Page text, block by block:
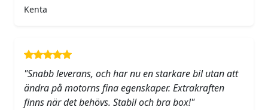
Kenta
"Snabb leverans, och har nu en starkare bil utan att
ändra på motorns fina egenskaper. Extrakraften
finns när det behövs. Stabil och bra box!"